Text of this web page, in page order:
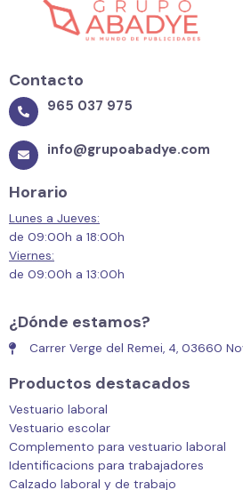
Contacto
965 037 975
info@grupoabadye.com
Horario
Lunes a Jueves:
de 09:00h a 18:00h
Viernes:
de 09:00h a 13:00h
¿Dónde estamos?
Carrer Verge del Remei, 4, 03660
Productos destacados
Vestuario laboral
Vestuario escolar
Complemento para vestuario laboral
Identificacions para trabajadores
Calzado laboral y de trabajo